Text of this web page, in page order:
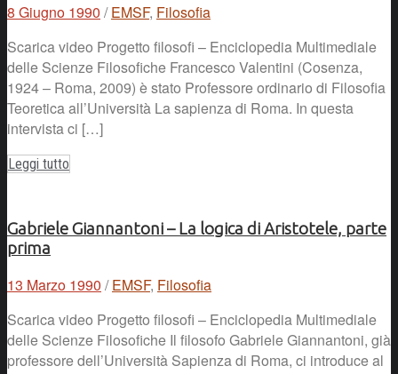
8 Giugno 1990 / EMSF, Filosofia
Scarica video Progetto filosofi – Enciclopedia Multimediale
delle Scienze Filosofiche Francesco Valentini (Cosenza,
1924 – Roma, 2009) è stato Professore ordinario di Filosofia
Teoretica all’Università La sapienza di Roma. In questa
intervista ci […]
Leggi tutto
Gabriele Giannantoni – La logica di Aristotele, parte
prima
13 Marzo 1990 / EMSF, Filosofia
Scarica video Progetto filosofi – Enciclopedia Multimediale
delle Scienze Filosofiche Il filosofo Gabriele Giannantoni, già
professore dell’Università Sapienza di Roma, ci introduce al